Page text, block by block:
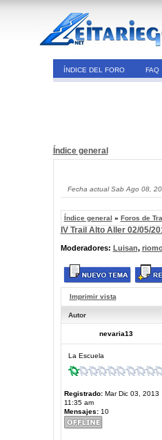
ÍNDICE DEL FORO FAQ
Índice general
Fecha actual Sab Ago 08,
Índice general » Foros de
IV Trail Alto Aller 02/05/
Moderadores: Luisan,
Imprimir vista
Autor
nevaria13
La Escuela
Registrado:Mar Dic 03, 2013
11:35 am
Mensajes:10